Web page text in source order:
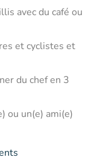
avec du café ou
et cyclistes et
du chef en 3
ou un(e) ami(e)